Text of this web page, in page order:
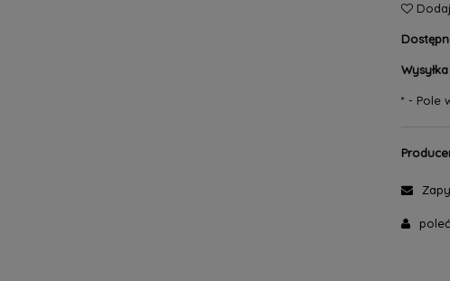
*- Pole